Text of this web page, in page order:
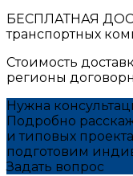
БЕСПЛАТНАЯ
транспортных
Стоимость
регионы
Нужна
Подробно
и типовых
подготовим
Задать вопрос